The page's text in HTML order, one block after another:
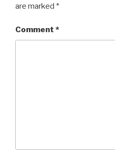
are marked *
Comment *